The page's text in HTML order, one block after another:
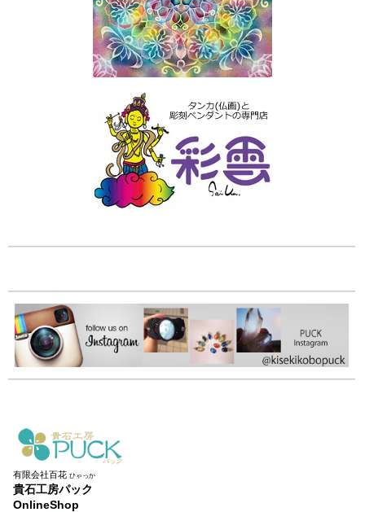
有限会社百花ひゃっか
貴石工房パック
OnlineShop